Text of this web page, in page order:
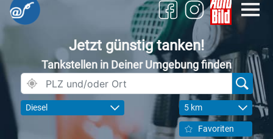
Jetzt günstig tanken!
Tankstellen in Deiner Umgebung finden
Diesel 5 km
Favoriten